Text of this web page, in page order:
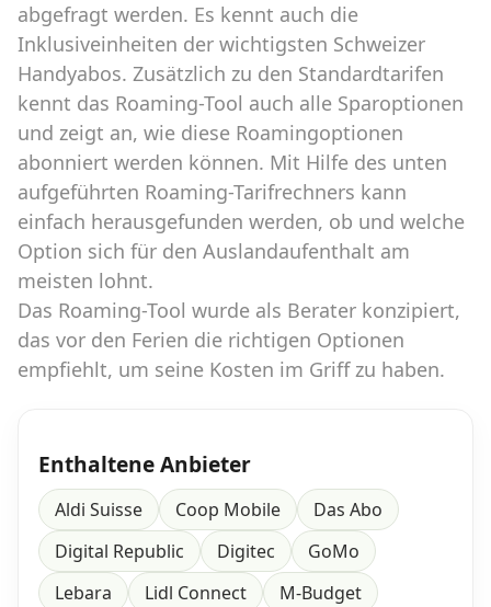
abgefragt werden. Es kennt auch die
Inklusiveinheiten der wichtigsten Schweizer
Handyabos. Zusätzlich zu den Standardtarifen
kennt das Roaming-Tool auch alle Sparoptionen
und zeigt an, wie diese Roamingoptionen
abonniert werden können. Mit Hilfe des unten
aufgeführten Roaming-Tarifrechners kann
einfach herausgefunden werden, ob und welche
Option sich für den Auslandaufenthalt am
meisten lohnt.
Das Roaming-Tool wurde als Berater konzipiert,
das vor den Ferien die richtigen Optionen
empfiehlt, um seine Kosten im Griff zu haben.
Enthaltene Anbieter
Aldi Suisse Coop Mobile
Das Abo
Digital Republic
Digitec
GoMo
Lebara
Lidl Connect
M-Budget